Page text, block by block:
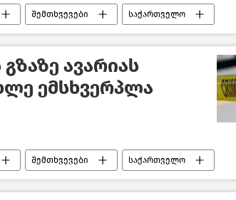
შემთხვევები საქართველო
ავარიას
ემსხვერპლა
შემთხვევები საქართველო